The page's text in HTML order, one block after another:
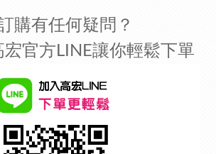
購有任何疑問？
官方LINE讓你輕鬆下單